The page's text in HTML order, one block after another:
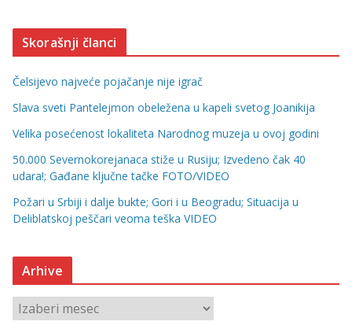
Skorašnji članci
Čelsijevo najveće pojačanje nije igrač
Slava sveti Pantelejmon obeležena u kapeli svetog Joanikija
Velika posećenost lokaliteta Narodnog muzeja u ovoj godini
50.000 Severnokorejanaca stiže u Rusiju; Izvedeno čak 40
udara!; Gađane ključne tačke FOTO/VIDEO
Požari u Srbiji i dalje bukte; Gori i u Beogradu; Situacija u
Deliblatskoj peščari veoma teška VIDEO
Arhive